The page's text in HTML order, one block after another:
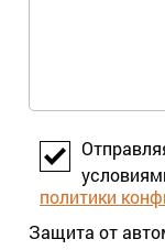
политики
Защита от